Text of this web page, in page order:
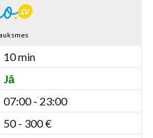
10 min
Jā
07:00 - 23:00
50 - 300 €